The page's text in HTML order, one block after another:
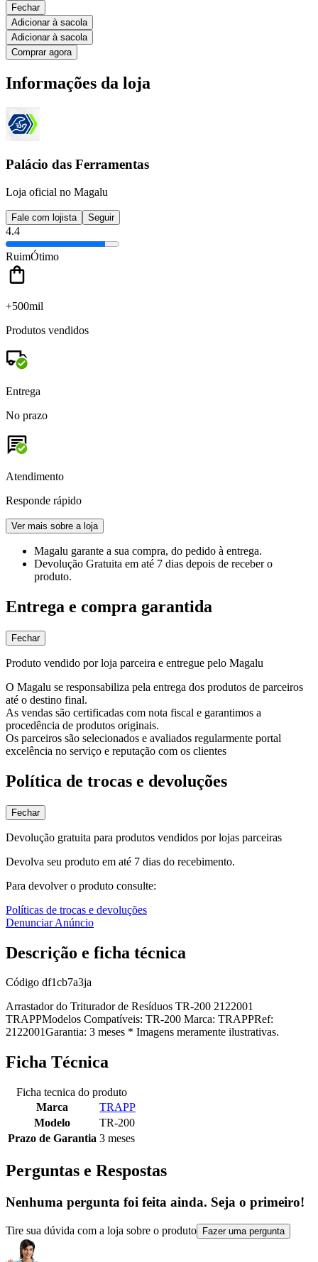
Fechar
Adicionar à sacola
Adicionar à sacola
Comprar agora
Informações da loja
Palácio das Ferramentas
Loja oficial no Magalu
Fale com lojista Seguir
4.4
RuimÓtimo
+500mil
Produtos vendidos
Entrega
No prazo
Atendimento
Responde rápido
Ver mais sobre a loja
Magalu garante a sua compra, do pedido à entrega.
Devolução Gratuita em até 7 dias depois de receber o
produto.
Entrega e compra garantida
Fechar
Produto vendido por loja parceira e entregue pelo Magalu
O Magalu se responsabiliza pela entrega dos produtos de parceiros
até o destino final.
As vendas são certificadas com nota fiscal e garantimos a
procedência de produtos originais.
Os parceiros são selecionados e avaliados regularmente portal
excelência no serviço e reputação com os clientes
Política de trocas e devoluções
Fechar
Devolução gratuita para produtos vendidos por lojas parceiras
Devolva seu produto em até 7 dias do recebimento.
Para devolver o produto consulte:
Políticas de trocas e devoluções
Denunciar Anúncio
Descrição e ficha técnica
Código df1cb7a3ja
Arrastador do Triturador de Resíduos TR-200 2122001
TRAPPModelos Compatíveis: TR-200 Marca: TRAPPRef:
2122001Garantia: 3 meses * Imagens meramente ilustrativas.
Ficha Técnica
Ficha tecnica do produto
Marca
TRAPP
Modelo
TR-200
Prazo de Garantia 3 meses
Perguntas e Respostas
Nenhuma pergunta foi feita ainda. Seja o primeiro!
Tire sua dúvida com a loja sobre o produto Fazer uma pergunta